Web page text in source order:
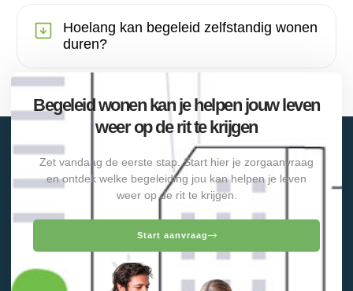
Hoelang kan begeleid zelfstandig wonen
duren?
Begeleid wonen kan je helpen jouw leven
weer op de rit te krijgen
Zet vandaag de eerste stap. Start hier je zorgaanvraag
en ontdek welke begeleiding jou kan helpen je leven
weer op de rit te krijgen.
Start aanvraag